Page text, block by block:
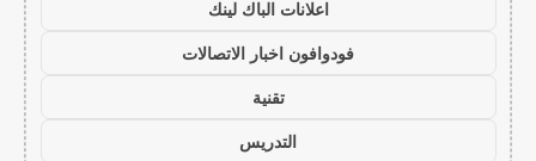
اعلانات الباك لينك
فودوافون اخبار الاتصالات
تقنية
التدريس